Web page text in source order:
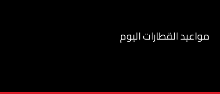
مواعيد القطارات اليوم